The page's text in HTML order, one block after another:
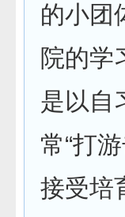
的小团
院的学
是以自
常“打
接受培